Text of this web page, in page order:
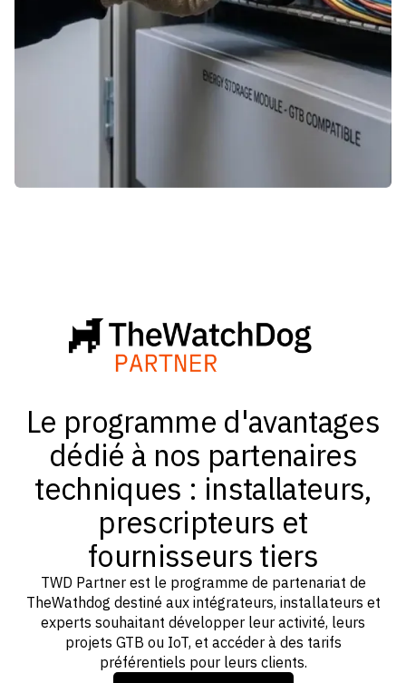
Le programme d'avantages
dédié à nos partenaires
techniques : installateurs,
prescripteurs et
fournisseurs tiers
TWD Partner est le programme de partenariat de
TheWathdog destiné aux intégrateurs, installateurs et
experts souhaitant développer leur activité, leurs
projets GTB ou IoT, et accéder à des tarifs
préférentiels pour leurs clients.